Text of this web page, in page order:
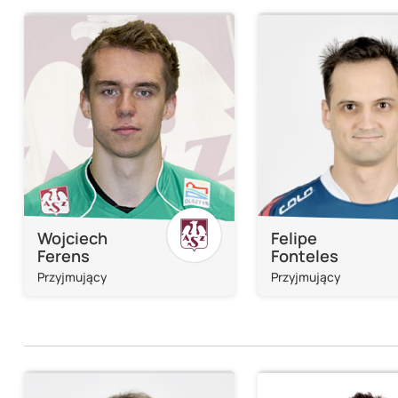
Wojciech
Ferens
Przyjmujący
Felipe
Fonteles
Przyjmujący